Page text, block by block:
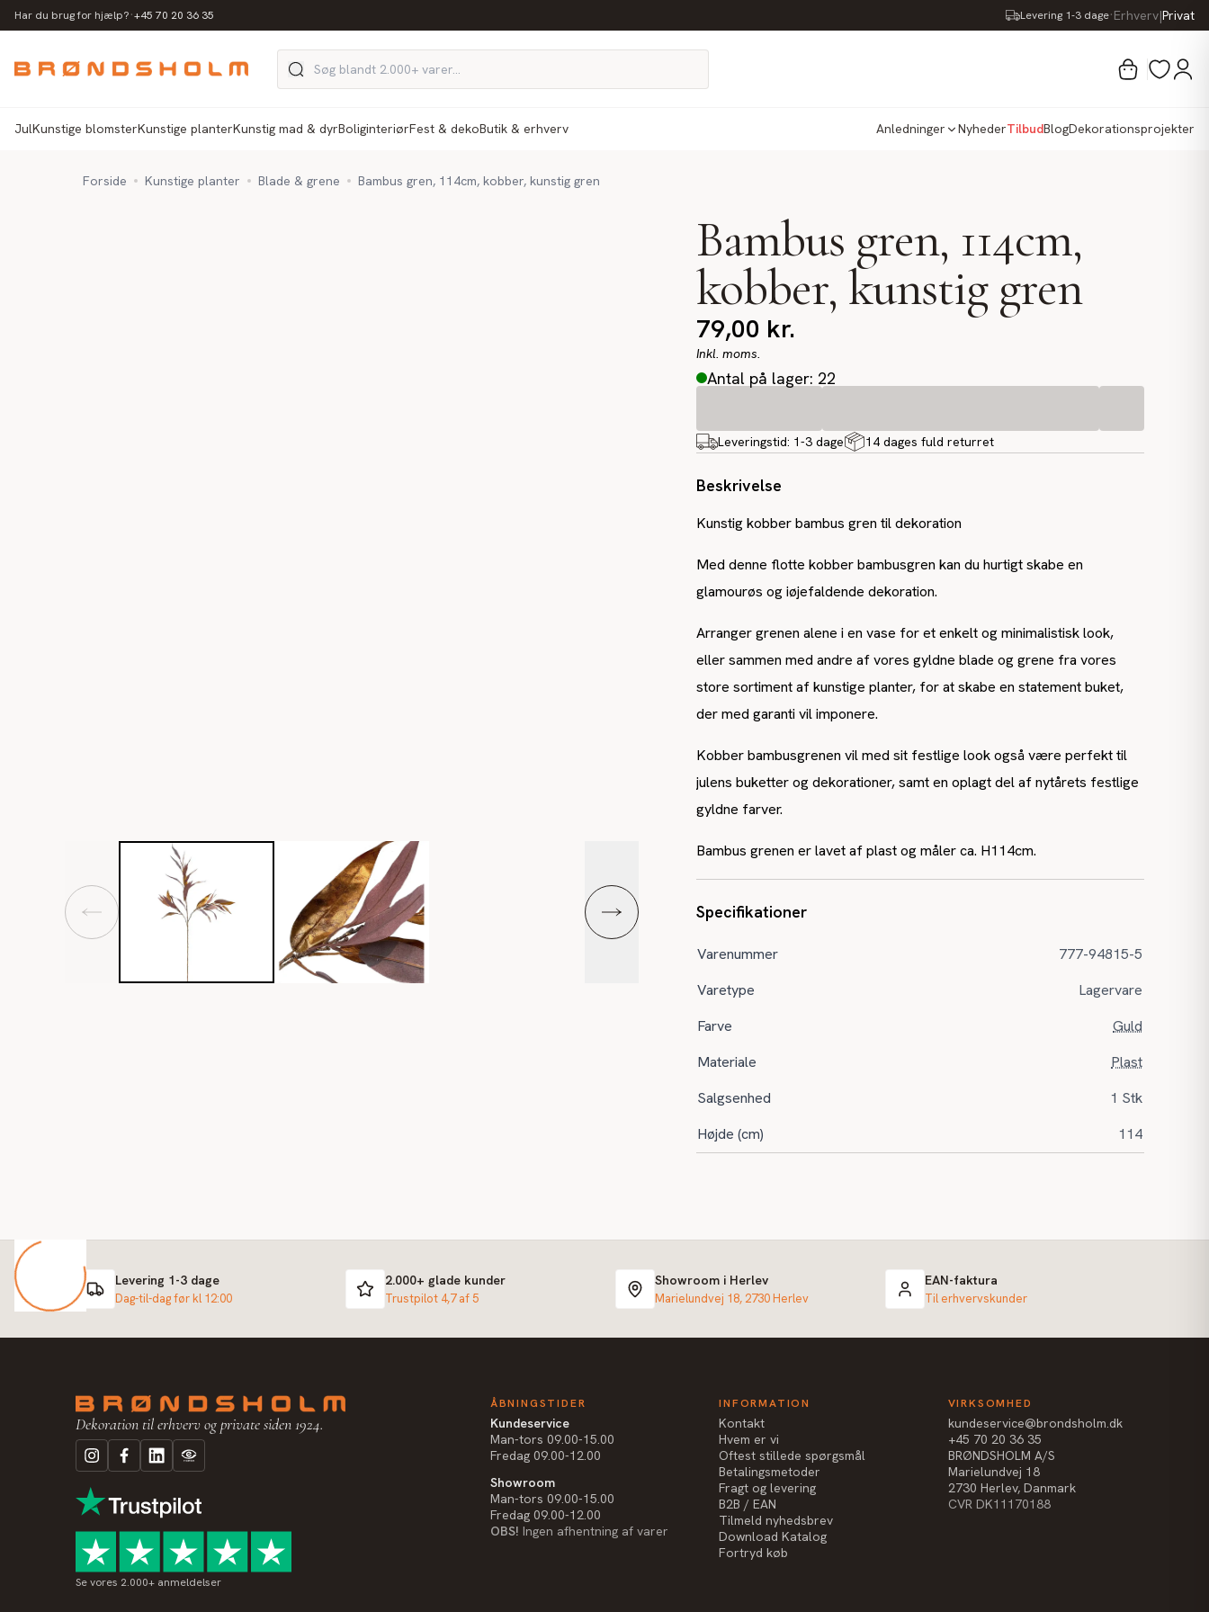
Har du brug for hjælp?·+45 70 20 36 35 Levering 1-3 dage·Erhverv|Privat
JulKunstige blomsterKunstige planterKunstig mad & dyrBoliginteriørFest & dekoButik & erhverv Anledninger NyhederTilbudBlogDekorationsprojekter
Forside Kunstige planter Blade & grene Bambus gren, 114cm, kobber, kunstig gren
Bambus gren, 114cm,
kobber, kunstig gren
79,00 kr.
Inkl. moms.
Antal på lager: 22
Leveringstid: 1-3 dage 14 dages fuld returret
Beskrivelse
Kunstig kobber bambus gren til dekoration
Med denne flotte kobber bambusgren kan du hurtigt skabe en
glamourøs og iøjefaldende dekoration.
Arranger grenen alene i en vase for et enkelt og minimalistisk look,
eller sammen med andre af vores gyldne blade og grene fra vores
store sortiment af kunstige planter, for at skabe en statement buket,
der med garanti vil imponere.
Kobber bambusgrenen vil med sit festlige look også være perfekt til
julens buketter og dekorationer, samt en oplagt del af nytårets festlige
gyldne farver.
Bambus grenen er lavet af plast og måler ca. H114cm.
Specifikationer
Varenummer
777-94815-5
Varetype
Lagervare
Farve
Guld
Materiale
Plast
Salgsenhed
1 Stk
Højde (cm)
114
Levering 1-3 dage
Dag-til-dag før kl 12:00
2.000+ glade kunder
Trustpilot 4,7 af 5
Showroom i Herlev
Marielundvej 18, 2730 Herlev
EAN-faktura
Til erhvervskunder
Dekoration til erhverv og private siden 1924.
Se vores 2.000+ anmeldelser
ÅBNINGSTIDER
Kundeservice
Man-tors 09.00-15.00
Fredag 09.00-12.00
Showroom
Man-tors 09.00-15.00
Fredag 09.00-12.00
OBS! Ingen afhentning af varer
INFORMATION
Kontakt
Hvem er vi
Oftest stillede spørgsmål
Betalingsmetoder
Fragt og levering
B2B / EAN
Tilmeld nyhedsbrev
Download Katalog
Fortryd køb
VIRKSOMHED
kundeservice@brondsholm.dk
+45 70 20 36 35
BRØNDSHOLM A/S
Marielundvej 18
2730 Herlev, Danmark
CVR DK11170188